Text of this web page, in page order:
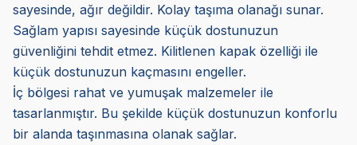
sayesinde, ağır değildir. Kolay taşıma olanağı sunar.
Sağlam yapısı sayesinde küçük dostunuzun
güvenliğini tehdit etmez. Kilitlenen kapak özelliği ile
küçük dostunuzun kaçmasını engeller.
İç bölgesi rahat ve yumuşak malzemeler ile
tasarlanmıştır. Bu şekilde küçük dostunuzun konforlu
bir alanda taşınmasına olanak sağlar.